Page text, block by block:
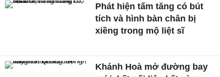
Phát hiện tấm tăng có bút
tích và hình bàn chân bị
xiềng trong mộ liệt sĩ
Khánh Hoà mở đường bay